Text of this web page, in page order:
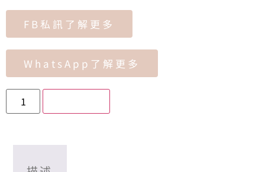
FB私訊了解更多
WhatsApp了解更多